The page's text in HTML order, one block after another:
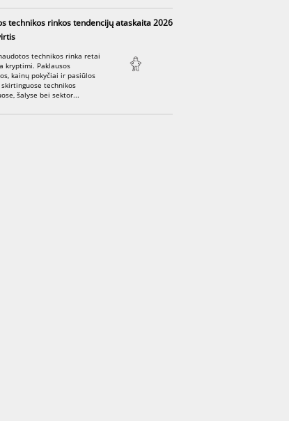
technikos rinkos tendencijų ataskaita 2026
technikos rinka retai
kryptimi. Paklausos
kainų pokyčiai ir pasiūlos
technikos
šalyse bei sektor...